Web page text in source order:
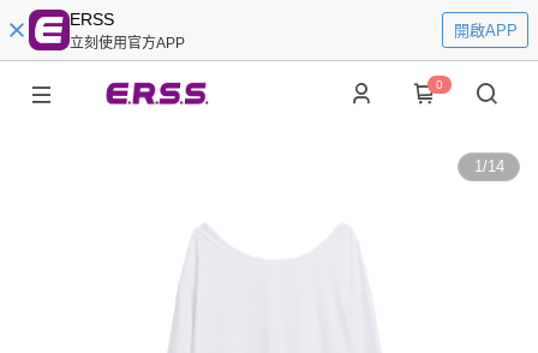
ERSS
立刻使用官方APP
開啟APP
0
1/14